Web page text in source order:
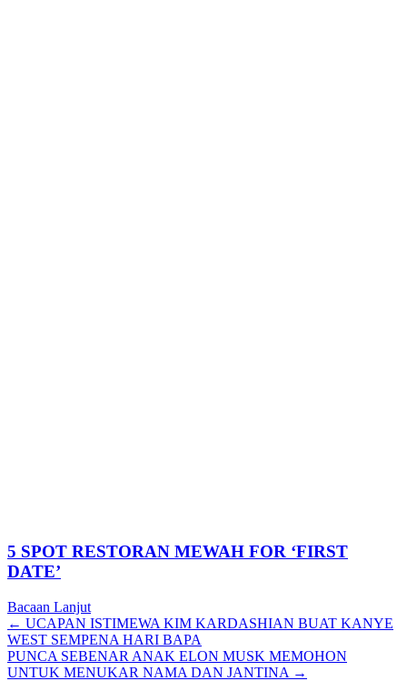
5 SPOT RESTORAN MEWAH FOR ‘FIRST
DATE’
Bacaan Lanjut
Posts
navigation
← UCAPAN ISTIMEWA KIM KARDASHIAN BUAT KANYE
WEST SEMPENA HARI BAPA
PUNCA SEBENAR ANAK ELON MUSK MEMOHON
UNTUK MENUKAR NAMA DAN JANTINA →